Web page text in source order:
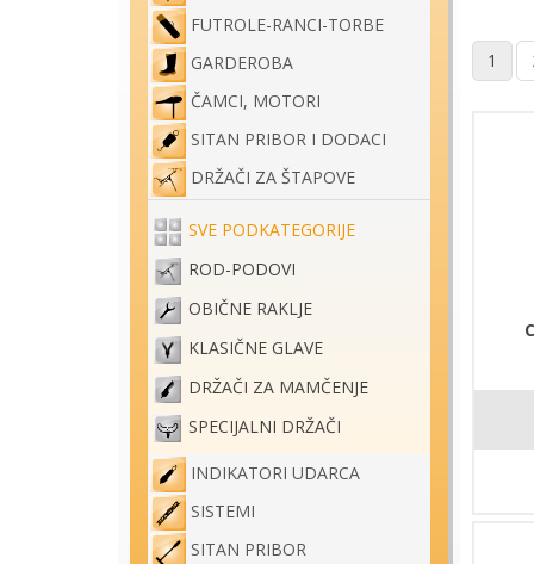
FUTROLE-RANCI-TORBE
GARDEROBA
ČAMCI, MOTORI
SITAN PRIBOR I DODACI
DRŽAČI ZA ŠTAPOVE
SVE PODKATEGORIJE
ROD-PODOVI
OBIČNE RAKLJE
KLASIČNE GLAVE
DRŽAČI ZA MAMČENJE
SPECIJALNI DRŽAČI
INDIKATORI UDARCA
SISTEMI
SITAN PRIBOR
1